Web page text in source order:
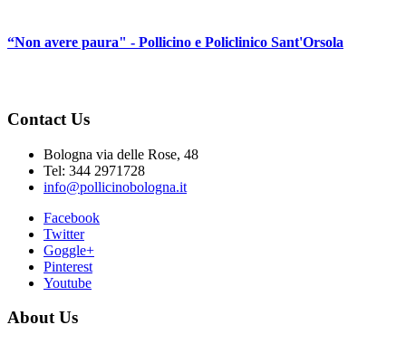
“Non avere paura" - Pollicino e Policlinico Sant'Orsola
Contact Us
Bologna via delle Rose, 48
Tel: 344 2971728
info@pollicinobologna.it
Facebook
Twitter
Goggle+
Pinterest
Youtube
About Us